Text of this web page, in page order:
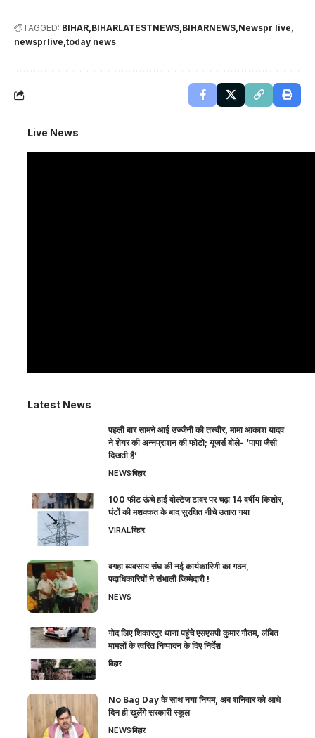
TAGGED: BIHAR BIHARLATESTNEWS BIHARNEWS Newspr live
newsprlive today news
Live News
Latest News
पहली बार सामने आई उज्जैनी की तस्वीर, मामा आकाश यादव
ने शेयर की अन्नप्राशन की फोटो; यूजर्स बोले- ‘पापा जैसी
दिखती है’
NEWSबिहार
100 फीट ऊंचे हाई वोल्टेज टावर पर चढ़ा 14 वर्षीय किशोर,
घंटों की मशक्कत के बाद सुरक्षित नीचे उतारा गया
VIRALबिहार
बगहा व्यवसाय संघ की नई कार्यकारिणी का गठन,
पदाधिकारियों ने संभाली जिम्मेदारी !
NEWS
गोद लिए शिकारपुर थाना पहुंचे एसएसपी कुमार गौतम, लंबित
मामलों के त्वरित निष्पादन के दिए निर्देश
बिहार
No Bag Day के साथ नया नियम, अब शनिवार को आधे
दिन ही खुलेंगे सरकारी स्कूल
NEWSबिहार